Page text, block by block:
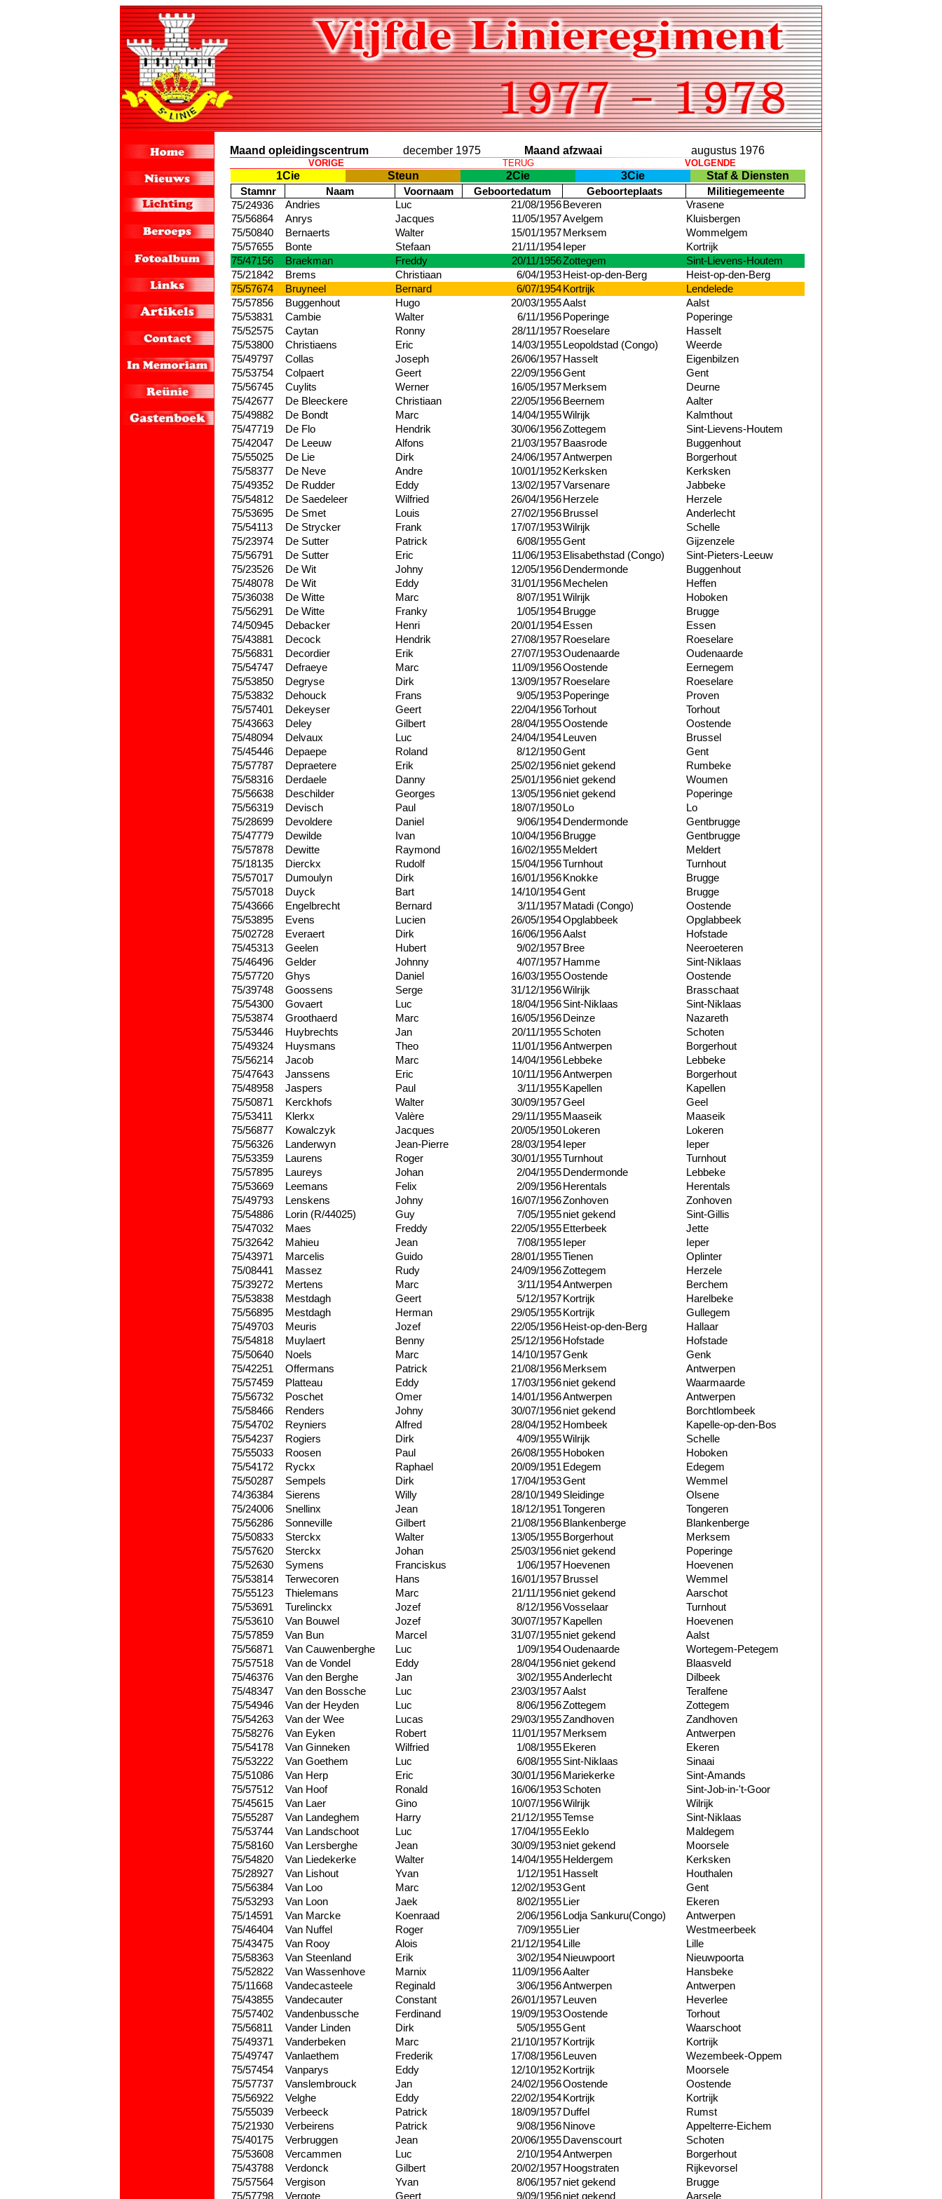
Maand opleidingscentrum december 1975 Maand afzwaai augustus 1976
VORIGE TERUG VOLGENDE
1Cie Steun 2Cie 3Cie Staf & Diensten
Stamnr Naam Voornaam Geboortedatum Geboorteplaats
Militiegemeente
75/24936
Andries Luc 21/08/1956 Beveren
Vrasene
75/56864
Anrys Jacques 11/05/1957Avelgem
Kluisbergen
75/50840
Bernaerts Walter 15/01/1957 Merksem
Wommelgem
75/57655
Bonte Stefaan 21/11/1954 Ieper
Kortrijk
75/47156
Braekman Freddy 20/11/1956Zottegem
Sint-Lievens-Houtem
75/21842
Brems Christiaan 6/04/1953 Heist-op-den-Berg
Heist-op-den-Berg
75/57674
Bruyneel Bernard 6/07/1954 Kortrijk
Lendelede
75/57856
Buggenhout Hugo 20/03/1955Aalst
Aalst
75/53831
Cambie Walter 6/11/1956 Poperinge
Poperinge
75/52575
Caytan Ronny 28/11/1957 Roeselare
Hasselt
75/53800
Christiaens Eric 14/03/1955 Leopoldstad (Congo)
Weerde
75/49797
Collas Joseph 26/06/1957 Hasselt
Eigenbilzen
75/53754
Colpaert Geert 22/09/1956Gent
Gent
75/56745
Cuylits Werner 16/05/1957 Merksem
Deurne
75/42677
De Bleeckere Christiaan 22/05/1956 Beernem
Aalter
75/49882
De Bondt Marc 14/04/1955Wilrijk
Kalmthout
75/47719
De Flo Hendrik 30/06/1956Zottegem
Sint-Lievens-Houtem
75/42047
De Leeuw Alfons 21/03/1957 Baasrode
Buggenhout
75/55025
De Lie Dirk 24/06/1957Antwerpen
Borgerhout
75/58377
De Neve Andre 10/01/1952 Kerksken
Kerksken
75/49352
De Rudder Eddy 13/02/1957Varsenare
Jabbeke
75/54812
De Saedeleer Wilfried 26/04/1956 Herzele
Herzele
75/53695
De Smet Louis 27/02/1956 Brussel
Anderlecht
75/54113
De Strycker Frank 17/07/1953Wilrijk
Schelle
75/23974
De Sutter Patrick 6/08/1955Gent
Gijzenzele
75/56791
De Sutter Eric 11/06/1953 Elisabethstad (Congo)
Sint-Pieters-Leeuw
75/23526
De Wit Johny 12/05/1956 Dendermonde
Buggenhout
75/48078
De Wit Eddy 31/01/1956 Mechelen
Heffen
75/36038
De Witte Marc 8/07/1951Wilrijk
Hoboken
75/56291
De Witte Franky 1/05/1954 Brugge
Brugge
74/50945
Debacker Henri 20/01/1954 Essen
Essen
75/43881
Decock Hendrik 27/08/1957 Roeselare
Roeselare
75/56831
Decordier Erik 27/07/1953Oudenaarde
Oudenaarde
75/54747
Defraeye Marc 11/09/1956Oostende
Eernegem
75/53850
Degryse Dirk 13/09/1957 Roeselare
Roeselare
75/53832
Dehouck Frans 9/05/1953 Poperinge
Proven
75/57401
Dekeyser Geert 22/04/1956Torhout
Torhout
75/43663
Deley Gilbert 28/04/1955Oostende
Oostende
75/48094
Delvaux Luc 24/04/1954 Leuven
Brussel
75/45446
Depaepe Roland 8/12/1950Gent
Gent
75/57787
Depraetere Erik 25/02/1956niet gekend
Rumbeke
75/58316
Derdaele Danny 25/01/1956niet gekend
Woumen
75/56638
Deschilder Georges 13/05/1956niet gekend
Poperinge
75/56319
Devisch Paul 18/07/1950 Lo
Lo
75/28699
Devoldere Daniel 9/06/1954 Dendermonde
Gentbrugge
75/47779
Dewilde Ivan 10/04/1956 Brugge
Gentbrugge
75/57878
Dewitte Raymond 16/02/1955 Meldert
Meldert
75/18135
Dierckx Rudolf 15/04/1956Turnhout
Turnhout
75/57017
Dumoulyn Dirk 16/01/1956 Knokke
Brugge
75/57018
Duyck Bart 14/10/1954Gent
Brugge
75/43666
Engelbrecht Bernard 3/11/1957 Matadi (Congo)
Oostende
75/53895
Evens Lucien 26/05/1954Opglabbeek
Opglabbeek
75/02728
Everaert Dirk 16/06/1956Aalst
Hofstade
75/45313
Geelen Hubert 9/02/1957 Bree
Neeroeteren
75/46496
Gelder Johnny 4/07/1957 Hamme
Sint-Niklaas
75/57720
Ghys Daniel 16/03/1955Oostende
Oostende
75/39748
Goossens Serge 31/12/1956Wilrijk
Brasschaat
75/54300
Govaert Luc 18/04/1956Sint-Niklaas
Sint-Niklaas
75/53874
Groothaerd Marc 16/05/1956 Deinze
Nazareth
75/53446
Huybrechts Jan 20/11/1955Schoten
Schoten
75/49324
Huysmans Theo 11/01/1956Antwerpen
Borgerhout
75/56214
Jacob Marc 14/04/1956 Lebbeke
Lebbeke
75/47643
Janssens Eric 10/11/1956Antwerpen
Borgerhout
75/48958
Jaspers Paul 3/11/1955 Kapellen
Kapellen
75/50871
Kerckhofs Walter 30/09/1957Geel
Geel
75/53411
Klerkx Valère 29/11/1955 Maaseik
Maaseik
75/56877
Kowalczyk Jacques 20/05/1950 Lokeren
Lokeren
75/56326
Landerwyn Jean-Pierre 28/03/1954 Ieper
Ieper
75/53359
Laurens Roger 30/01/1955Turnhout
Turnhout
75/57895
Laureys Johan 2/04/1955 Dendermonde
Lebbeke
75/53669
Leemans Felix 2/09/1956 Herentals
Herentals
75/49793
Lenskens Johny 16/07/1956Zonhoven
Zonhoven
75/54886
Lorin (R/44025) Guy 7/05/1955niet gekend
Sint-Gillis
75/47032
Maes Freddy 22/05/1955 Etterbeek
Jette
75/32642
Mahieu Jean 7/08/1955 Ieper
Ieper
75/43971
Marcelis Guido 28/01/1955Tienen
Oplinter
75/08441
Massez Rudy 24/09/1956Zottegem
Herzele
75/39272
Mertens Marc 3/11/1954Antwerpen
Berchem
75/53838
Mestdagh Geert 5/12/1957 Kortrijk
Harelbeke
75/56895
Mestdagh Herman 29/05/1955 Kortrijk
Gullegem
75/49703
Meuris Jozef 22/05/1956 Heist-op-den-Berg
Hallaar
75/54818
Muylaert Benny 25/12/1956 Hofstade
Hofstade
75/50640
Noels Marc 14/10/1957Genk
Genk
75/42251
Offermans Patrick 21/08/1956 Merksem
Antwerpen
75/57459
Platteau Eddy 17/03/1956niet gekend
Waarmaarde
75/56732
Poschet Omer 14/01/1956Antwerpen
Antwerpen
75/58466
Renders Johny 30/07/1956niet gekend
Borchtlombeek
75/54702
Reyniers Alfred 28/04/1952 Hombeek
Kapelle-op-den-Bos
75/54237
Rogiers Dirk 4/09/1955Wilrijk
Schelle
75/55033
Roosen Paul 26/08/1955 Hoboken
Hoboken
75/54172
Ryckx Raphael 20/09/1951 Edegem
Edegem
75/50287
Sempels Dirk 17/04/1953Gent
Wemmel
74/36384
Sierens Willy 28/10/1949Sleidinge
Olsene
75/24006
Snellinx Jean 18/12/1951Tongeren
Tongeren
75/56286
Sonneville Gilbert 21/08/1956 Blankenberge
Blankenberge
75/50833
Sterckx Walter 13/05/1955 Borgerhout
Merksem
75/57620
Sterckx Johan 25/03/1956niet gekend
Poperinge
75/52630
Symens Franciskus 1/06/1957 Hoevenen
Hoevenen
75/53814
Terwecoren Hans 16/01/1957 Brussel
Wemmel
75/55123
Thielemans Marc 21/11/1956niet gekend
Aarschot
75/53691
Turelinckx Jozef 8/12/1956Vosselaar
Turnhout
75/53610
Van Bouwel Jozef 30/07/1957 Kapellen
Hoevenen
75/57859
Van Bun Marcel 31/07/1955niet gekend
Aalst
75/56871
Van Cauwenberghe Luc 1/09/1954Oudenaarde
Wortegem-Petegem
75/57518
Van de Vondel Eddy 28/04/1956niet gekend
Blaasveld
75/46376
Van den Berghe Jan 3/02/1955Anderlecht
Dilbeek
75/48347
Van den Bossche Luc 23/03/1957Aalst
Teralfene
75/54946
Van der Heyden Luc 8/06/1956Zottegem
Zottegem
75/54263
Van der Wee Lucas 29/03/1955Zandhoven
Zandhoven
75/58276
Van Eyken Robert 11/01/1957 Merksem
Antwerpen
75/54178
Van Ginneken Wilfried 1/08/1955 Ekeren
Ekeren
75/53222
Van Goethem Luc 6/08/1955Sint-Niklaas
Sinaai
75/51086
Van Herp Eric 30/01/1956 Mariekerke
Sint-Amands
75/57512
Van Hoof Ronald 16/06/1953Schoten
Sint-Job-in-'t-Goor
75/45615
Van Laer Gino 10/07/1956Wilrijk
Wilrijk
75/55287
Van Landeghem Harry 21/12/1955Temse
Sint-Niklaas
75/53744
Van Landschoot Luc 17/04/1955 Eeklo
Maldegem
75/58160
Van Lersberghe Jean 30/09/1953niet gekend
Moorsele
75/54820
Van Liedekerke Walter 14/04/1955 Heldergem
Kerksken
75/28927
Van Lishout Yvan 1/12/1951 Hasselt
Houthalen
75/56384
Van Loo Marc 12/02/1953Gent
Gent
75/53293
Van Loon Jaek 8/02/1955 Lier
Ekeren
75/14591
Van Marcke Koenraad 2/06/1956 Lodja Sankuru(Congo)
Antwerpen
75/46404
Van Nuffel Roger 7/09/1955 Lier
Westmeerbeek
75/43475
Van Rooy Alois 21/12/1954 Lille
Lille
75/58363
Van Steenland Erik 3/02/1954 Nieuwpoort
Nieuwpoorta
75/52822
Van Wassenhove Marnix 11/09/1956Aalter
Hansbeke
75/11668
Vandecasteele Reginald 3/06/1956Antwerpen
Antwerpen
75/43855
Vandecauter Constant 26/01/1957 Leuven
Heverlee
75/57402
Vandenbussche Ferdinand 19/09/1953Oostende
Torhout
75/56811
Vander Linden Dirk 5/05/1955Gent
Waarschoot
75/49371
Vanderbeken Marc 21/10/1957 Kortrijk
Kortrijk
75/49747
Vanlaethem Frederik 17/08/1956 Leuven
Wezembeek-Oppem
75/57454
Vanparys Eddy 12/10/1952 Kortrijk
Moorsele
75/57737
Vanslembrouck Jan 24/02/1956Oostende
Oostende
75/56922
Velghe Eddy 22/02/1954 Kortrijk
Kortrijk
75/55039
Verbeeck Patrick 18/09/1957 Duffel
Rumst
75/21930
Verbeirens Patrick 9/08/1956 Ninove
Appelterre-Eichem
75/40175
Verbruggen Jean 20/06/1955 Davenscourt
Schoten
75/53608
Vercammen Luc 2/10/1954Antwerpen
Borgerhout
75/43788
Verdonck Gilbert 20/02/1957 Hoogstraten
Rijkevorsel
75/57564
Vergison Yvan 8/06/1957niet gekend
Brugge
75/57798
Vergote Geert 9/09/1956niet gekend Aarsele